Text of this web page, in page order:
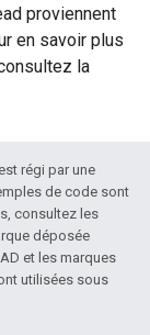
proviennent
en savoir plus
la
régi par une
de code sont
consultez les
déposée
et les marques
utilisées sous